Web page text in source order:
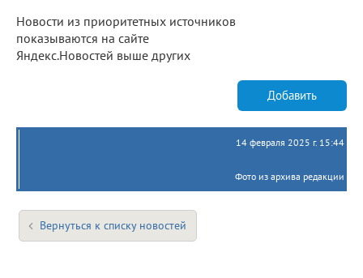
Новости из приоритетных источников
показываются на сайте
Яндекс.Новостей выше других
Добавить
14 февраля 2025 г. 15:44
Фото из архива редакции
Вернуться к списку новостей